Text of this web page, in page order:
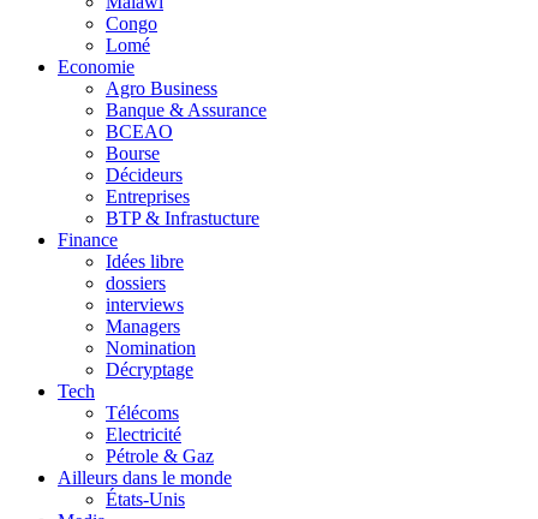
Congo
Lomé
Economie
Agro Business
Banque & Assurance
BCEAO
Bourse
Décideurs
Entreprises
BTP & Infrastucture
Finance
Idées libre
dossiers
interviews
Managers
Nomination
Décryptage
Tech
Télécoms
Electricité
Pétrole & Gaz
Ailleurs dans le monde
États-Unis